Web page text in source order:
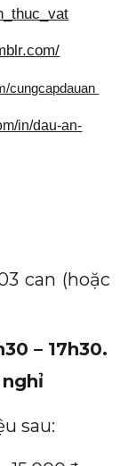
cungcapdauan
in/dau-an-
can (hoặc
– 17h30.
sau: